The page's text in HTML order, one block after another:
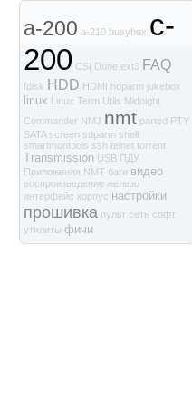
a-200 a-210 busybox c-
200 CSI Dune ext3 FAQ
fdisk HDD HDMI hdparm jukebox
linux Linux Term Utils Midnight
Commander NMJ nmt parted PTY
SATA screen sdparm shell
smartmontools ssh telnet torrent
Transmission USB ПДУ
Приложения NMT баги видео
воспроизведение железо
интерфейс корпус настройки
прошивка пульт сеть софт
утилиты фичи